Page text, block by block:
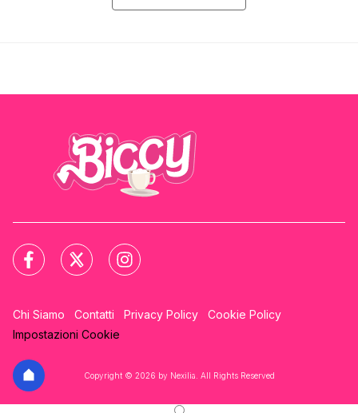
Chi Siamo Contatti Privacy Policy
Cookie Policy
Impostazioni Cookie
Copyright © 2026 by Nexilia. All Rights Reserved